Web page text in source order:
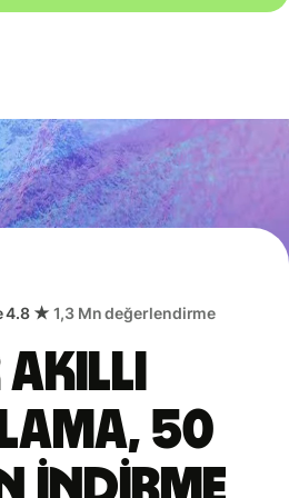
4.8 ★ 1,3 Mn değerlendirme
akıllı
50